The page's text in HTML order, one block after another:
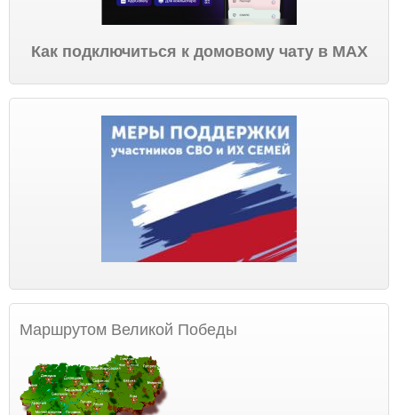
Как подключиться к домовому чату в МАХ
Маршрутом Великой Победы